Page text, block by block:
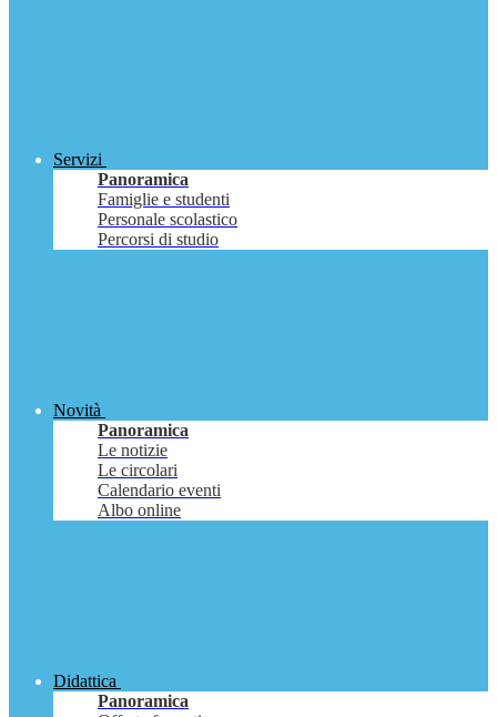
Servizi
Panoramica
Famiglie e studenti
Personale scolastico
Percorsi di studio
Novità
Panoramica
Le notizie
Le circolari
Calendario eventi
Albo online
Didattica
Panoramica